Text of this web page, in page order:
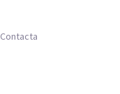
Contacta